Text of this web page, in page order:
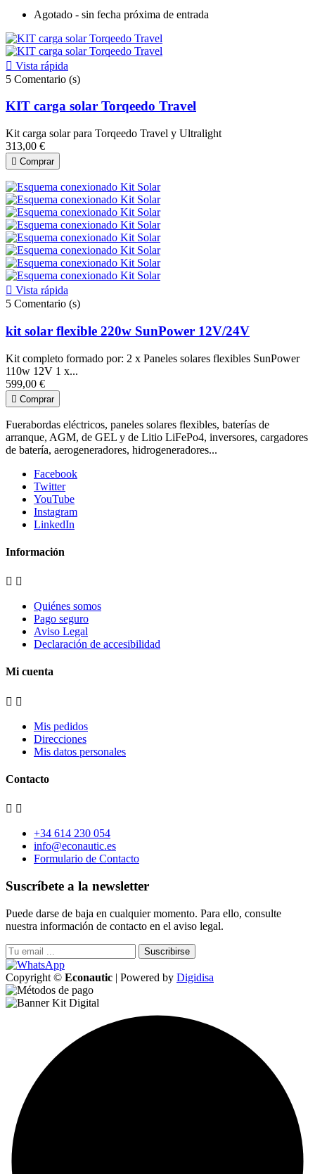
Agotado - sin fecha próxima de entrada
 Vista rápida
5 Comentario (s)
KIT carga solar Torqeedo Travel
Kit carga solar para Torqeedo Travel y Ultralight
313,00 €
 Comprar
 Vista rápida
5 Comentario (s)
kit solar flexible 220w SunPower 12V/24V
Kit completo formado por: 2 x Paneles solares flexibles SunPower
110w 12V 1 x...
599,00 €
 Comprar
Fuerabordas eléctricos, paneles solares flexibles, baterías de
arranque, AGM, de GEL y de Litio LiFePo4, inversores, cargadores
de batería, aerogeneradores, hidrogeneradores...
Facebook
Twitter
YouTube
Instagram
LinkedIn
Información
 
Quiénes somos
Pago seguro
Aviso Legal
Declaración de accesibilidad
Mi cuenta
 
Mis pedidos
Direcciones
Mis datos personales
Contacto
 
+34 614 230 054
info@econautic.es
Formulario de Contacto
Suscríbete a la newsletter
Puede darse de baja en cualquier momento. Para ello, consulte
nuestra información de contacto en el aviso legal.
Suscribirse
Copyright © Econautic | Powered by Digidisa